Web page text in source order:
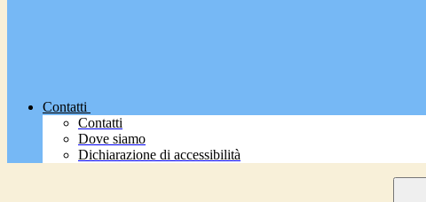
Contatti
Contatti
Dove siamo
Dichiarazione di accessibilità